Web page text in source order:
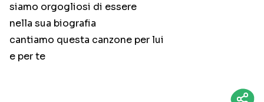
siamo orgogliosi di essere
nella sua biografia
cantiamo questa canzone per lui
e per te